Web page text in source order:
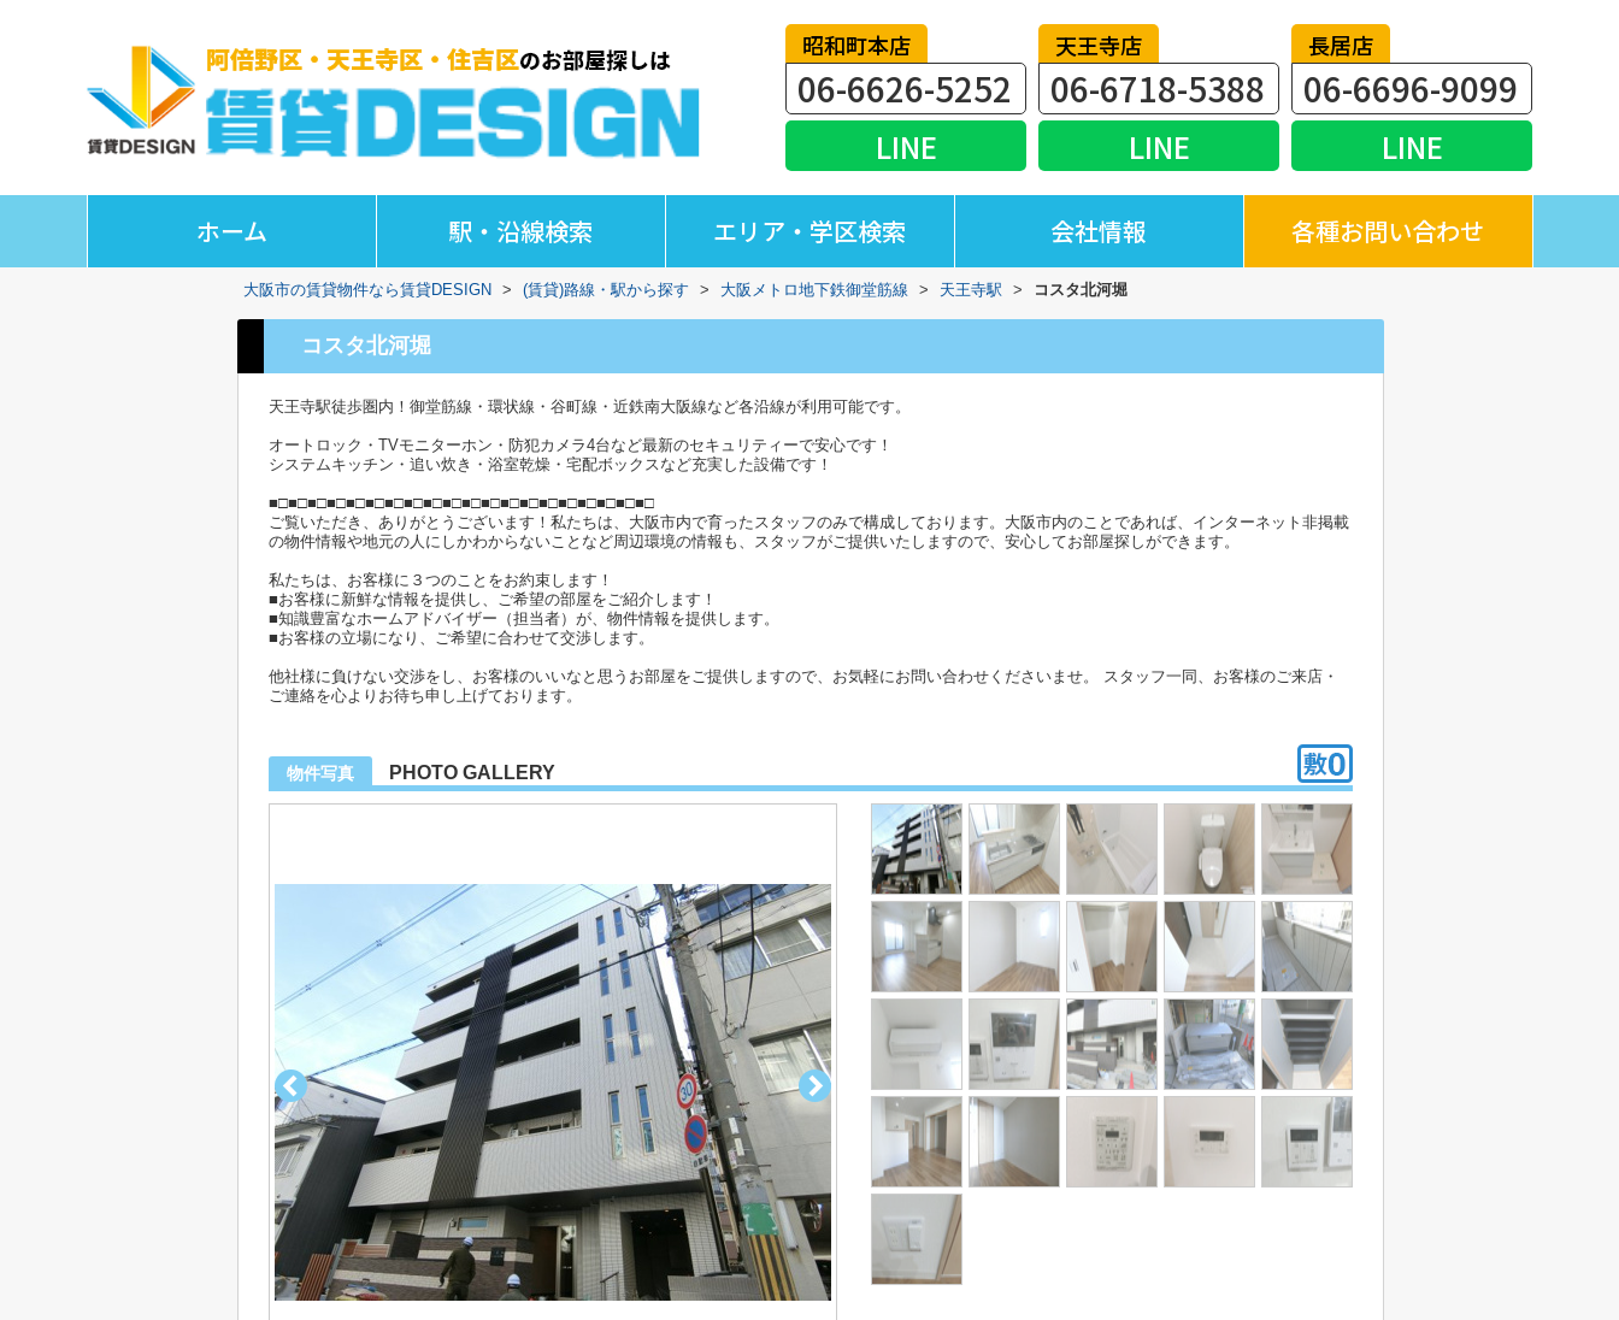
昭和町本店
06-6626-5252
LINE
天王寺店
06-6718-5388
LINE
長居店
06-6696-9099
LINE
ホーム 駅・沿線検索 エリア・学区検索 会社情報 各種お問い合わせ
大阪市の賃貸物件なら賃貸DESIGN > (賃貸)路線・駅から探す > 大阪メトロ地下鉄御堂筋線 > 天王寺駅 > コスタ北河堀
コスタ北河堀
天王寺駅徒歩圏内！御堂筋線・環状線・谷町線・近鉄南大阪線など各沿線が利用可能です。
オートロック・TVモニターホン・防犯カメラ4台など最新のセキュリティーで安心です！
システムキッチン・追い炊き・浴室乾燥・宅配ボックスなど充実した設備です！
■□■□■□■□■□■□■□■□■□■□■□■□■□■□■□■□■□■□■□■□
ご覧いただき、ありがとうございます！私たちは、大阪市内で育ったスタッフのみで構成しております。大阪市内のことであれば、インターネット非掲載
の物件情報や地元の人にしかわからないことなど周辺環境の情報も、スタッフがご提供いたしますので、安心してお部屋探しができます。
私たちは、お客様に３つのことをお約束します！
■お客様に新鮮な情報を提供し、ご希望の部屋をご紹介します！
■知識豊富なホームアドバイザー（担当者）が、物件情報を提供します。
■お客様の立場になり、ご希望に合わせて交渉します。
他社様に負けない交渉をし、お客様のいいなと思うお部屋をご提供しますので、お気軽にお問い合わせくださいませ。 スタッフ一同、お客様のご来店・
ご連絡を心よりお待ち申し上げております。
物件写真 PHOTO GALLERY